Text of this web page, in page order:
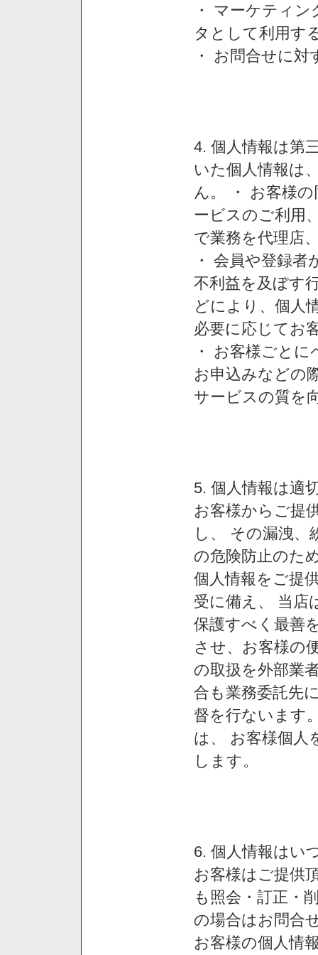
・ マーケティ
タとして利用す
・ お問合せに
4. 個人情報は第
いた個人情報は
ん。 ・ お客様
ービスのご利用
で業務を代理店
・ 会員や登録
不利益を及ぼす
どにより、個人
必要に応じてお
・ お客様ごと
お申込みなどの
サービスの質を
5. 個人情報は適
お客様からご提
し、 その漏洩、
の危険防止のた
個人情報をご提
受に備え、 当店
保護すべく最善
させ、お客様の
の取扱を外部業
合も業務委託先
督を行ないます
は、 お客様個人
します。
6. 個人情報はい
お客様はご提供
も照会・訂正・
の場合はお問合
お客様の個人情